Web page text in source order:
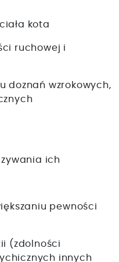
kota
ruchowej i
doznań wzrokowych,
ich
pewności
(zdolności
innych